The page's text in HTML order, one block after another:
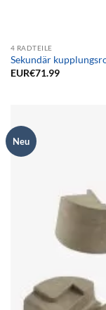
4 RADTEILE
Sekundär
EUR€71.99
Neu